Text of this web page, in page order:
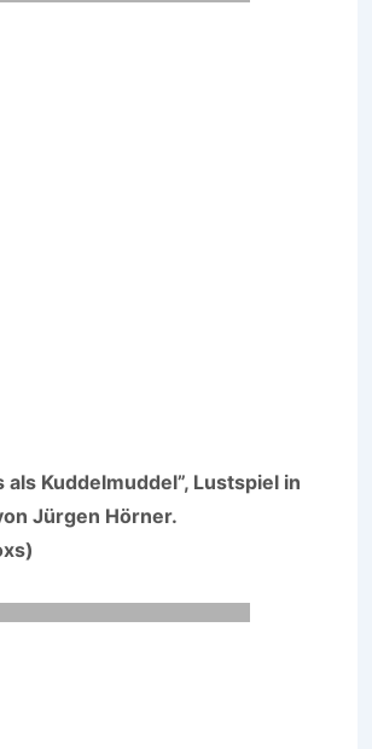
als Kuddelmuddel”, Lustspiel in
Jürgen Hörner.